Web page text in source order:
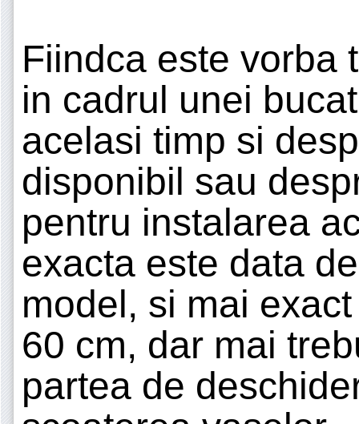
Fiindca este vorba
in cadrul unei
acelasi timp si
disponibil sau
pentru instalarea
exacta este data
model, si mai
60 cm, dar mai
partea de